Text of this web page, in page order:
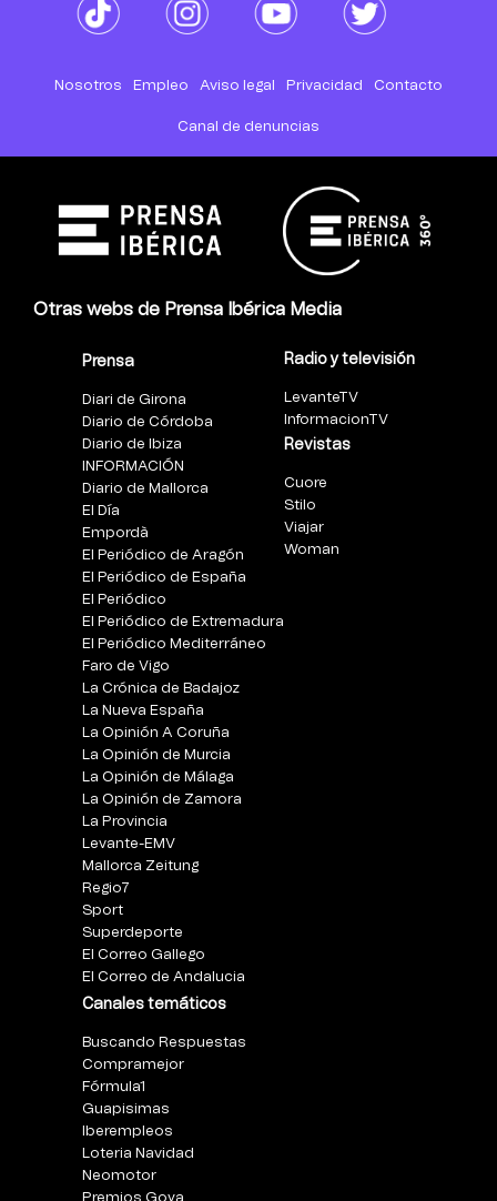
Nosotros Empleo Aviso legal Privacidad Contacto
Canal de denuncias
Otras webs de Prensa Ibérica Media
Prensa
Diari de Girona
Diario de Córdoba
Diario de Ibiza
INFORMACIÓN
Diario de Mallorca
El Día
Empordà
El Periódico de Aragón
El Periódico de España
El Periódico
El Periódico de Extremadura
El Periódico Mediterráneo
Faro de Vigo
La Crónica de Badajoz
La Nueva España
La Opinión A Coruña
La Opinión de Murcia
La Opinión de Málaga
La Opinión de Zamora
La Provincia
Levante-EMV
Mallorca Zeitung
Regio7
Sport
Superdeporte
El Correo Gallego
El Correo de Andalucia
Canales temáticos
Buscando Respuestas
Compramejor
Fórmula1
Guapisimas
Iberempleos
Loteria Navidad
Neomotor
Radio y televisión
LevanteTV
InformacionTV
Revistas
Cuore
Stilo
Viajar
Woman